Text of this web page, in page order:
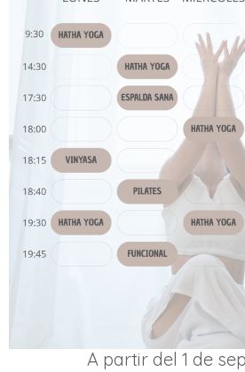
A partir del 1 de